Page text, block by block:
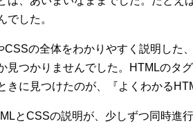
でした。
の全体をわかりやすく説明した
見つかりませんでした。HTMLのタ
きに見つけたのが、『よくわかる
とCSSの説明が、少しずつ同時進